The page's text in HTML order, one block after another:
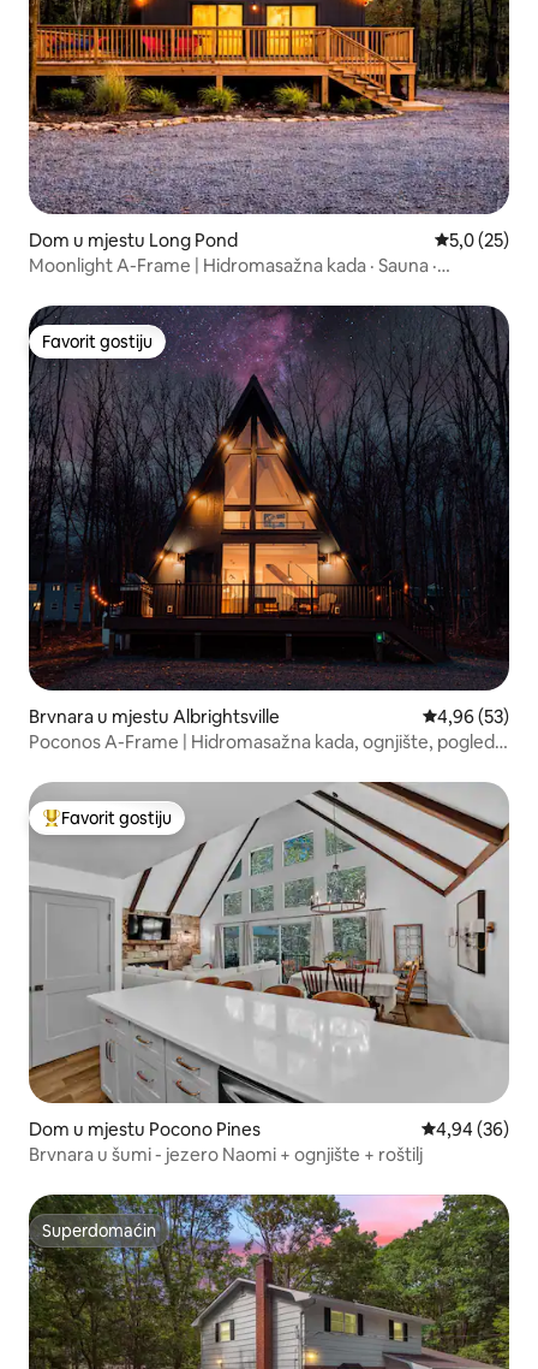
Dom u mjestu Long Pond Prosječna
5,0 (25)
Moonlight A-Frame | Hidromasažna kada · Sauna ·
Favorit gostiju
Favorit gostiju
Brvnara u mjestu Albrightsville Prosječna
4,96 (53)
Poconos A-Frame | Hidromasažna kada, ognjište, pogled
Glavni favorit gostiju
Favorit gostiju
Dom u mjestu Pocono Pines Prosječna
4,94 (36)
Brvnara u šumi - jezero Naomi + ognjište + roštilj
Superdomaćin
Superdomaćin